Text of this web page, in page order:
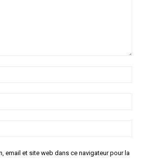
email et site web dans ce navigateur pour la